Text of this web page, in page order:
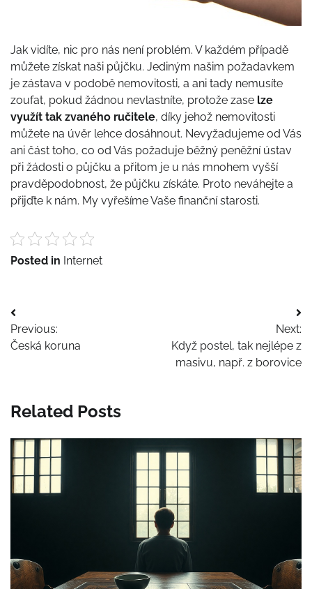
Jak vidíte, nic pro nás není problém. V každém případě
můžete získat naši půjčku. Jediným našim požadavkem
je zástava v podobě nemovitosti, a ani tady nemusíte
zoufat, pokud žádnou nevlastníte, protože zase lze
využít tak zvaného ručitele, díky jehož nemovitosti
můžete na úvěr lehce dosáhnout. Nevyžadujeme od Vás
ani část toho, co od Vás požaduje běžný peněžní ústav
při žádosti o půjčku a přitom je u nás mnohem vyšší
pravděpodobnost, že půjčku získáte. Proto neváhejte a
přijďte k nám. My vyřešíme Vaše finanční starosti.
Posted in Internet
Navigace
pro
Previous:
Česká koruna
Next:
Když postel, tak nejlépe z
masivu, např. z borovice
Related Posts